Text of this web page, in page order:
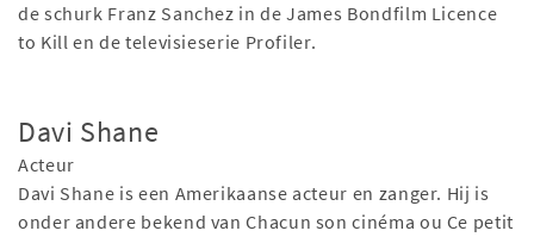
de schurk Franz Sanchez in de James Bondfilm Licence
to Kill en de televisieserie Profiler.
Davi Shane
Acteur
Davi Shane is een Amerikaanse acteur en zanger. Hij is
onder andere bekend van Chacun son cinéma ou Ce petit